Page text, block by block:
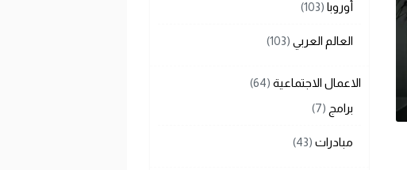
أوروبا (103)
العالم العربي (103)
الاعمال الاجتماعية (64)
برامج (7)
مبادرات (43)